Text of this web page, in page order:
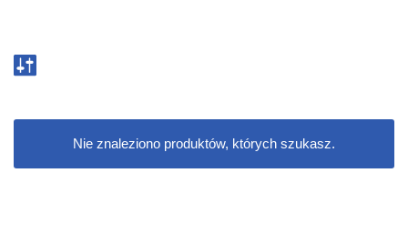
Nie znaleziono produktów, których szukasz.